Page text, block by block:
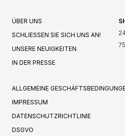
ÜBER UNS
SCHLIESSEN SIE SICH UNS AN!
UNSERE NEUIGKEITEN
IN DER PRESSE
ALLGEMEINE
IMPRESSUM
DATENSCHUTZRICHTLINIE
DSGVO